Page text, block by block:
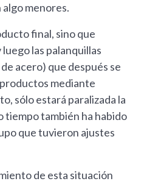
menores.
final, sino que
las palanquillas
acero) que después se
mediante
sólo estará paralizada la
tiempo también ha habido
que tuvieron ajustes
de esta situación